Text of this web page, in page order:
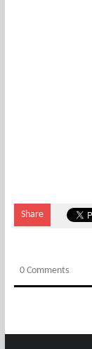
Share
0 Comments